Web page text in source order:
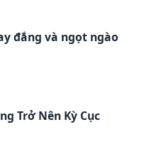
đắng và ngọt ngào
Trở Nên Kỳ Cục